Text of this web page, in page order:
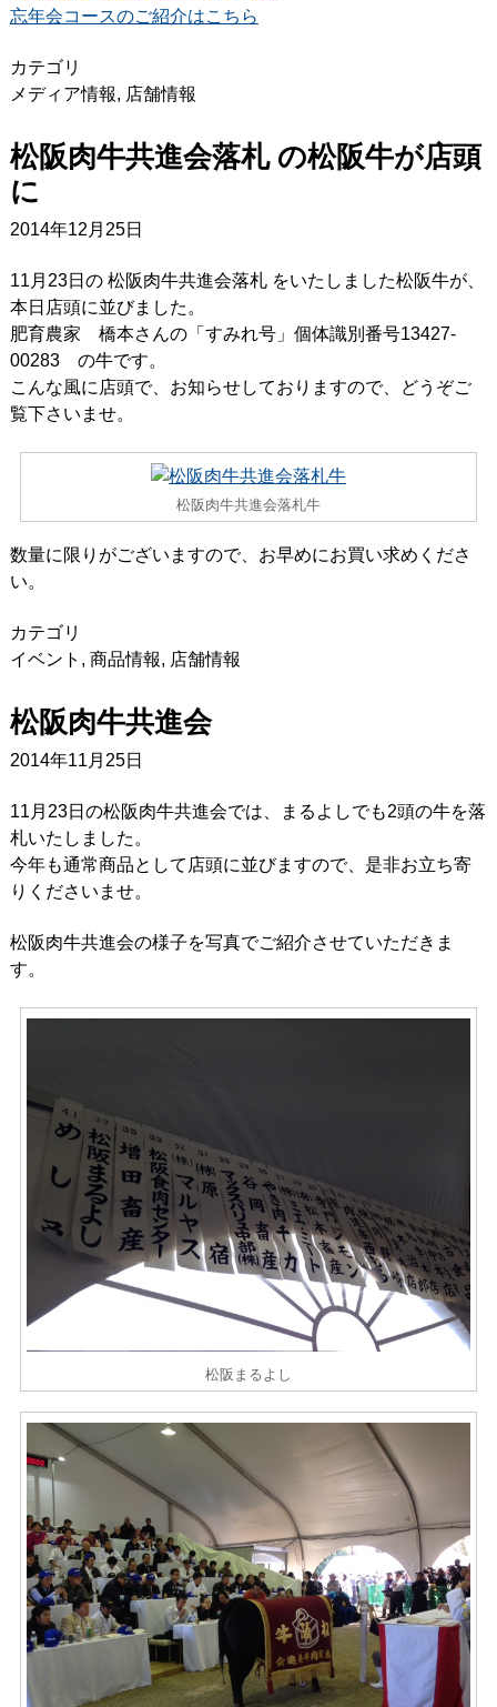
忘年会コースのご紹介はこちら
カテゴリ
メディア情報, 店舗情報
松阪肉牛共進会落札 の松阪牛が店頭
に
2014年12月25日
11月23日の 松阪肉牛共進会落札 をいたしました松阪牛が、
本日店頭に並びました。
肥育農家 橋本さんの「すみれ号」個体識別番号13427-
00283 の牛です。
こんな風に店頭で、お知らせしておりますので、どうぞご
覧下さいませ。
松阪肉牛共進会落札牛
数量に限りがございますので、お早めにお買い求めくださ
い。
カテゴリ
イベント , 商品情報, 店舗情報
松阪肉牛共進会
2014年11月25日
11月23日の松阪肉牛共進会では、まるよしでも2頭の牛を落
札いたしました。
今年も通常商品として店頭に並びますので、是非お立ち寄
りくださいませ。
松阪肉牛共進会の様子を写真でご紹介させていただきま
す。
松阪まるよし